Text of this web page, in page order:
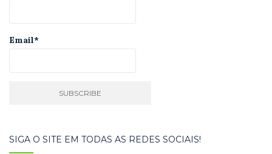
Email*
SIGA O SITE EM TODAS AS REDES SOCIAIS!